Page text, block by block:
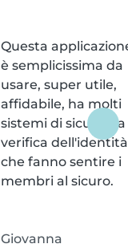
Questa
è semplicissima da
usare, super utile,
affidabile, ha molti
sistemi di sicurezza
verifica dell'identità
che fanno sentire i
membri al sicuro.
Giovanna